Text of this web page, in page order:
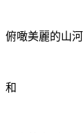
俯噉美麗的山河
和